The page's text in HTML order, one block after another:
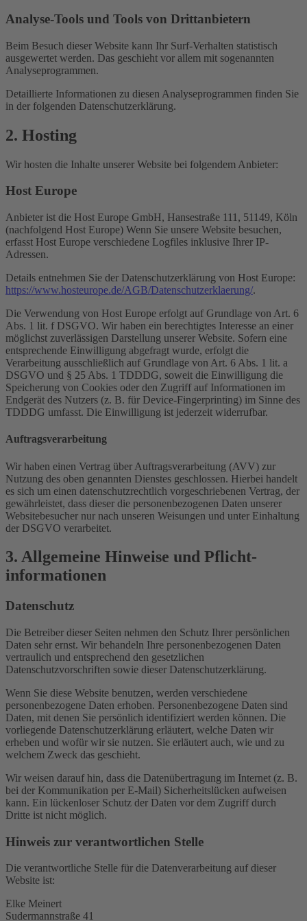
Analyse-Tools und Tools von Dritt­anbietern
Beim Besuch dieser Website kann Ihr Surf-Verhalten statistisch
ausgewertet werden. Das geschieht vor allem mit sogenannten
Analyseprogrammen.
Detaillierte Informationen zu diesen Analyseprogrammen finden Sie
in der folgenden Datenschutzerklärung.
2. Hosting
Wir hosten die Inhalte unserer Website bei folgendem Anbieter:
Host Europe
Anbieter ist die Host Europe GmbH, Hansestraße 111, 51149, Köln
(nachfolgend Host Europe) Wenn Sie unsere Website besuchen,
erfasst Host Europe verschiedene Logfiles inklusive Ihrer IP-
Adressen.
Details entnehmen Sie der Datenschutzerklärung von Host Europe:
https://www.hosteurope.de/AGB/Datenschutzerklaerung/.
Die Verwendung von Host Europe erfolgt auf Grundlage von Art. 6
Abs. 1 lit. f DSGVO. Wir haben ein berechtigtes Interesse an einer
möglichst zuverlässigen Darstellung unserer Website. Sofern eine
entsprechende Einwilligung abgefragt wurde, erfolgt die
Verarbeitung ausschließlich auf Grundlage von Art. 6 Abs. 1 lit. a
DSGVO und § 25 Abs. 1 TDDDG, soweit die Einwilligung die
Speicherung von Cookies oder den Zugriff auf Informationen im
Endgerät des Nutzers (z. B. für Device-Fingerprinting) im Sinne des
TDDDG umfasst. Die Einwilligung ist jederzeit widerrufbar.
Auftragsverarbeitung
Wir haben einen Vertrag über Auftragsverarbeitung (AVV) zur
Nutzung des oben genannten Dienstes geschlossen. Hierbei handelt
es sich um einen datenschutzrechtlich vorgeschriebenen Vertrag, der
gewährleistet, dass dieser die personenbezogenen Daten unserer
Websitebesucher nur nach unseren Weisungen und unter Einhaltung
der DSGVO verarbeitet.
3. Allgemeine Hinweise und Pflicht­
informationen
Datenschutz
Die Betreiber dieser Seiten nehmen den Schutz Ihrer persönlichen
Daten sehr ernst. Wir behandeln Ihre personenbezogenen Daten
vertraulich und entsprechend den gesetzlichen
Datenschutzvorschriften sowie dieser Datenschutzerklärung.
Wenn Sie diese Website benutzen, werden verschiedene
personenbezogene Daten erhoben. Personenbezogene Daten sind
Daten, mit denen Sie persönlich identifiziert werden können. Die
vorliegende Datenschutzerklärung erläutert, welche Daten wir
erheben und wofür wir sie nutzen. Sie erläutert auch, wie und zu
welchem Zweck das geschieht.
Wir weisen darauf hin, dass die Datenübertragung im Internet (z. B.
bei der Kommunikation per E-Mail) Sicherheitslücken aufweisen
kann. Ein lückenloser Schutz der Daten vor dem Zugriff durch
Dritte ist nicht möglich.
Hinweis zur verantwortlichen Stelle
Die verantwortliche Stelle für die Datenverarbeitung auf dieser
Website ist:
Elke Meinert
Sudermannstraße 41